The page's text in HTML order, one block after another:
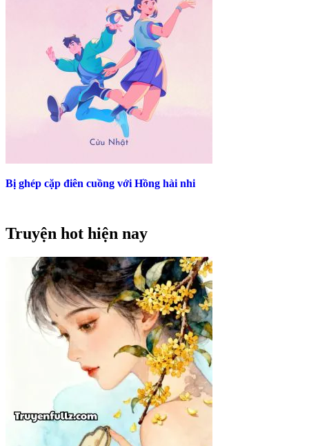
Bị ghép cặp điên cuồng với Hồng hài nhi
Truyện hot hiện nay